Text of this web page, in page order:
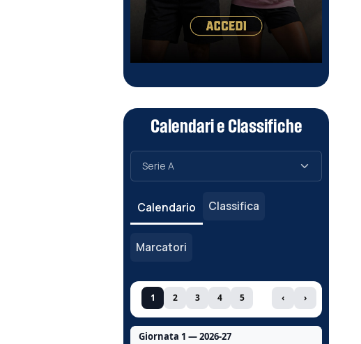
Calendari e Classifiche
Calendario Classifica
Marcatori
1 2 3 4 5 ‹ ›
Giornata 1 — 2026-27